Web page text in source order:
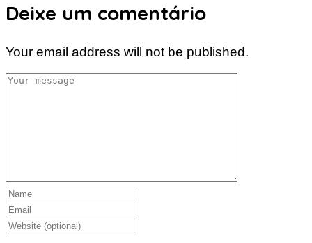
Deixe um comentário
Your email address will not be published.